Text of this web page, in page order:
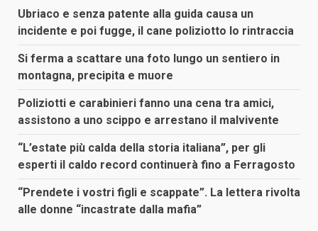
Ubriaco e senza patente alla guida causa un
incidente e poi fugge, il cane poliziotto lo rintraccia
Si ferma a scattare una foto lungo un sentiero in
montagna, precipita e muore
Poliziotti e carabinieri fanno una cena tra amici,
assistono a uno scippo e arrestano il malvivente
“L’estate più calda della storia italiana”, per gli
esperti il caldo record continuerà fino a Ferragosto
“Prendete i vostri figli e scappate”. La lettera rivolta
alle donne “incastrate dalla mafia”